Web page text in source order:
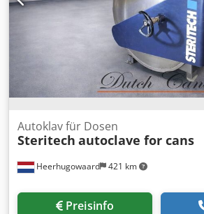
Heerhugowaard 421 km
Autoklav für Dosen
Steritech autoclave for cans
Preisinfo